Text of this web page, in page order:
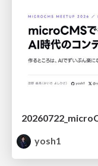
yosh1